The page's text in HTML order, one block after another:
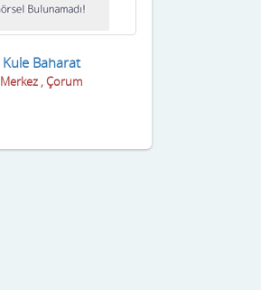
Kule Baharat
Merkez , Çorum